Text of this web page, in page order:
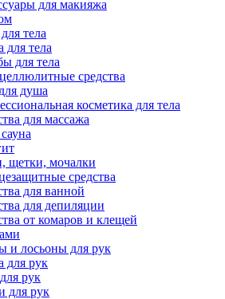
для макияжа
тела
для тела
для тела
средства
душа
косметика для тела
для массажа
щетки, мочалки
средства
для ванной
для депиляции
от комаров и клещей
и лосьоны для рук
для рук
рук
для рук